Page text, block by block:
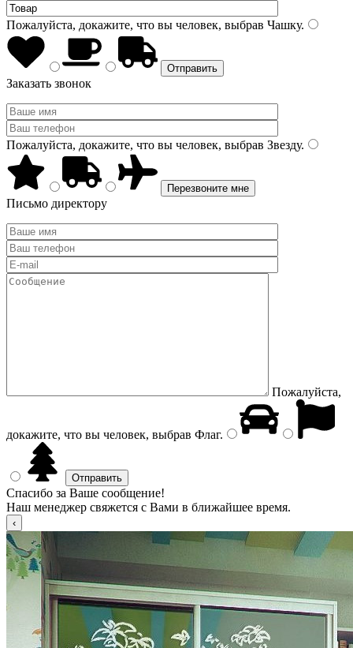
Пожалуйста, докажите, что вы человек, выбрав Чашку.
Заказать звонок
Пожалуйста, докажите, что вы человек, выбрав Звезду.
Письмо директору
Пожалуйста,
докажите, что вы человек, выбрав Флаг.
Спасибо за Ваше сообщение!
Наш менеджер свяжется с Вами в ближайшее время.